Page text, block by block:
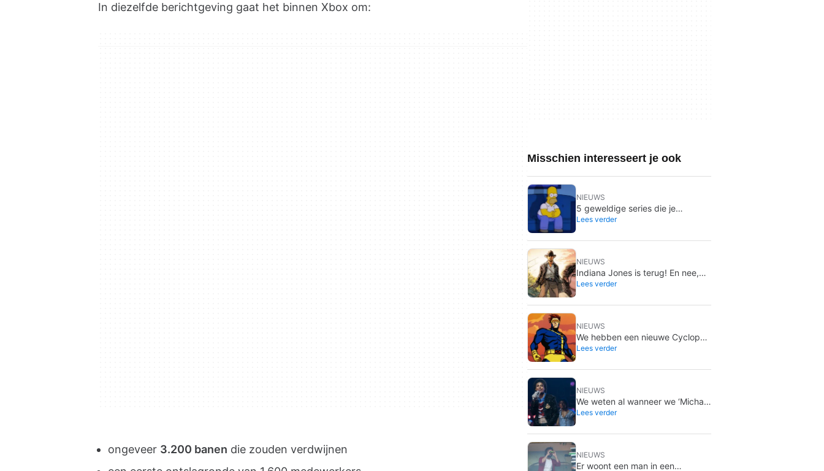
In diezelfde berichtgeving gaat het binnen Xbox om:
ongeveer 3.200 banen die zouden verdwijnen
Misschien interesseert je ook
NIEUWS
5 geweldige series die je
misschien over het hoofd hebt
inhalen
Lees verder
NIEUWS
Indiana Jones is terug! En nee,
Harrison Ford heeft niets met dit
Lees verder
NIEUWS
We hebben een nieuwe Cyclops
voor de X-Men, en hij is gewoon
Lees verder
NIEUWS
We weten al wanneer we ‘Michael
2’ krijgen, en het zal eerder zijn
Lees verder
NIEUWS
Er woont een man in een